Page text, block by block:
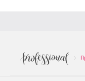
.
Подарочные наборы